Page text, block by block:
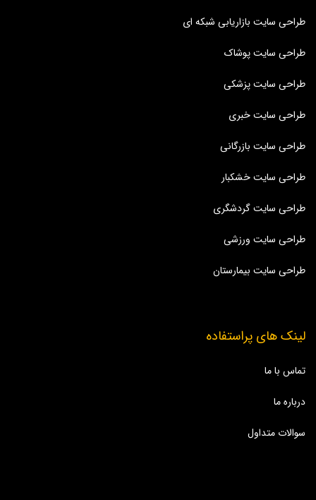
طراحی سایت بازاریابی شبکه ای
طراحی سایت پوشاک
طراحی سایت پزشکی
طراحی سایت خبری
طراحی سایت بازرگانی
طراحی سایت خشکبار
طراحی سایت گردشگری
طراحی سایت ورزشی
طراحی سایت بیمارستان
لینک های پراستفاده
تماس با ما
درباره ما
سوالات متداول